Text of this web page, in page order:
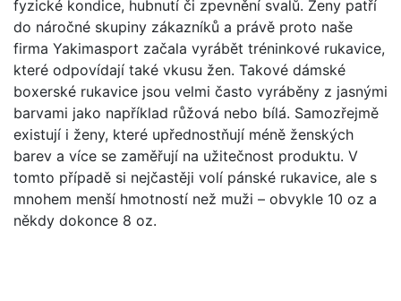
fyzické kondice, hubnutí či zpevnění svalů. Ženy patří
do náročné skupiny zákazníků a právě proto naše
firma Yakimasport začala vyrábět tréninkové rukavice,
které odpovídají také vkusu žen. Takové dámské
boxerské rukavice jsou velmi často vyráběny z jasnými
barvami jako například růžová nebo bílá. Samozřejmě
existují i ženy, které upřednostňují méně ženských
barev a více se zaměřují na užitečnost produktu. V
tomto případě si nejčastěji volí pánské rukavice, ale s
mnohem menší hmotností než muži – obvykle 10 oz a
někdy dokonce 8 oz.